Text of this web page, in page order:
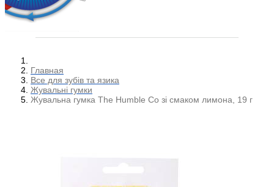
Главная
Все для зубів та язика
Жувальні гумки
Жувальна гумка The Humble Co зі смаком лимона, 19 г